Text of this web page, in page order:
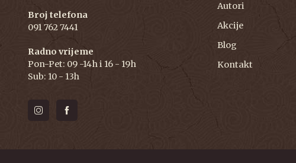
Broj telefona
091 762 7441
Radno vrijeme
Pon-Pet: 09 -14h i 16 - 19h
Sub: 10 - 13h
Autori
Akcije
Blog
Kontakt